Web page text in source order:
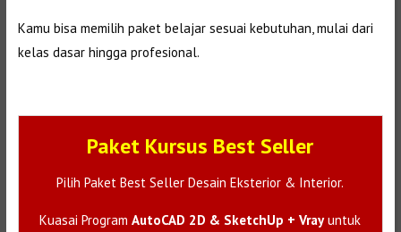
Kamu bisa memilih paket belajar sesuai kebutuhan, mulai dari
kelas dasar hingga profesional.
Paket Kursus Best Seller
Pilih Paket Best Seller Desain Eksterior & Interior.
Kuasai ProgramAutoCAD 2D & SketchUp + Vrayuntuk